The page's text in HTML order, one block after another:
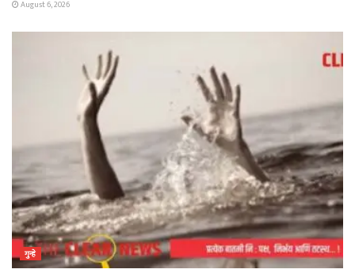
August 6, 2026
गुन्हे